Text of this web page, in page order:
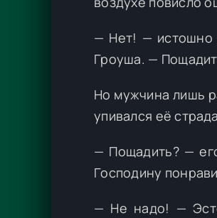
— Нет! — истошно
Гроуша. —
Но мужчина лишь
упивался её
— Пощадить? —
Господину
— Не надо! —